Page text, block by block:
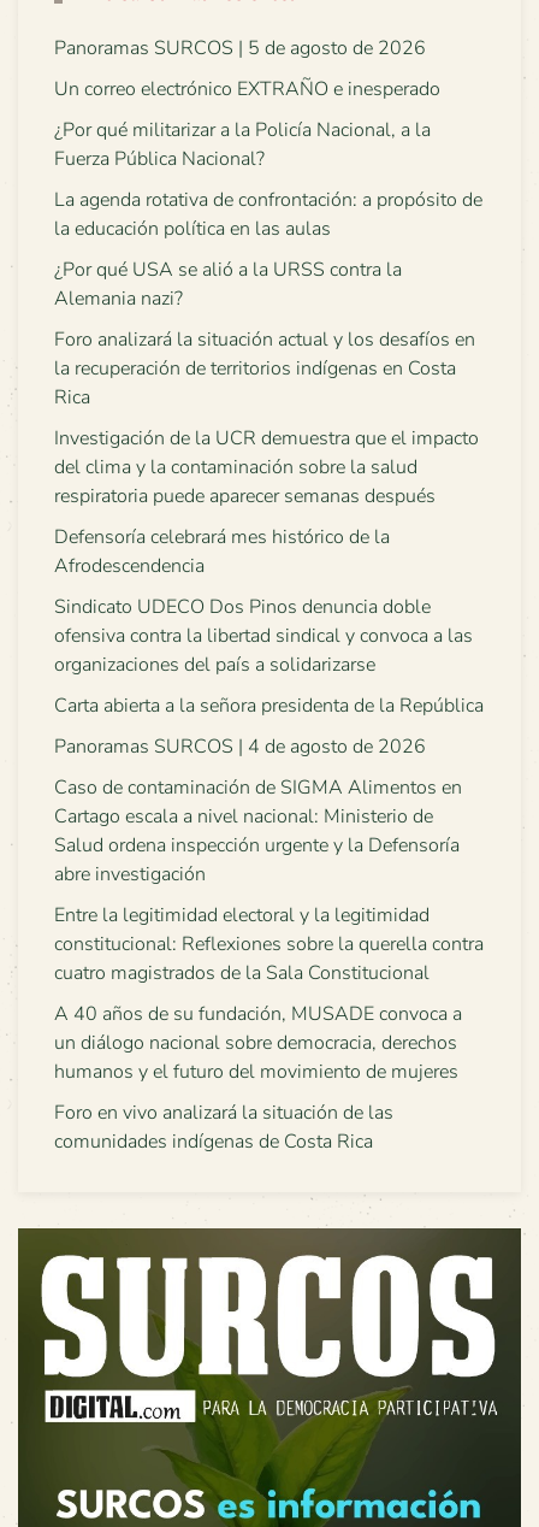
Panoramas SURCOS | 5 de agosto de 2026
Un correo electrónico EXTRAÑO e inesperado
¿Por qué militarizar a la Policía Nacional, a la
Fuerza Pública Nacional?
La agenda rotativa de confrontación: a propósito de
la educación política en las aulas
¿Por qué USA se alió a la URSS contra la
Alemania nazi?
Foro analizará la situación actual y los desafíos en
la recuperación de territorios indígenas en Costa
Rica
Investigación de la UCR demuestra que el impacto
del clima y la contaminación sobre la salud
respiratoria puede aparecer semanas después
Defensoría celebrará mes histórico de la
Afrodescendencia
Sindicato UDECO Dos Pinos denuncia doble
ofensiva contra la libertad sindical y convoca a las
organizaciones del país a solidarizarse
Carta abierta a la señora presidenta de la República
Panoramas SURCOS | 4 de agosto de 2026
Caso de contaminación de SIGMA Alimentos en
Cartago escala a nivel nacional: Ministerio de
Salud ordena inspección urgente y la Defensoría
abre investigación
Entre la legitimidad electoral y la legitimidad
constitucional: Reflexiones sobre la querella contra
cuatro magistrados de la Sala Constitucional
A 40 años de su fundación, MUSADE convoca a
un diálogo nacional sobre democracia, derechos
humanos y el futuro del movimiento de mujeres
Foro en vivo analizará la situación de las
comunidades indígenas de Costa Rica